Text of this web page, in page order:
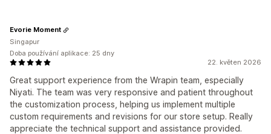
22. květen 2026
Great support experience from the Wrapin team, especially
Niyati. The team was very responsive and patient throughout
the customization process, helping us implement multiple
custom requirements and revisions for our store setup. Really
appreciate the technical support and assistance provided.
Evorie Moment
Singapur
Doba používání aplikace: 25 dny